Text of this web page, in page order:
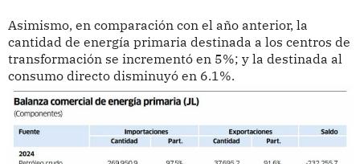
Asimismo, en comparación con el año anterior, la
cantidad de energía primaria destinada a los centros de
transformación se incrementó en 5%; y la destinada al
consumo directo disminuyó en 6.1%.